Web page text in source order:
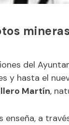
del
y hasta el
Martín,
enseña, a